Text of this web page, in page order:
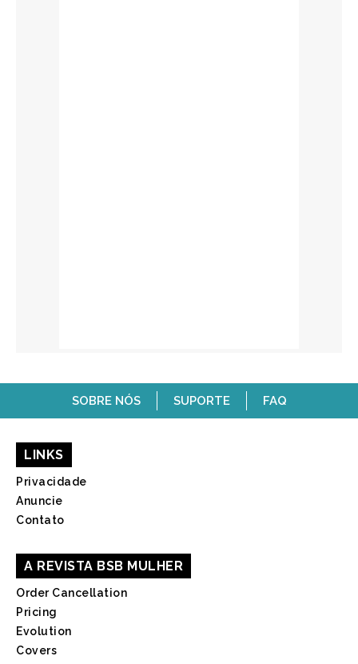
SOBRE NÓS SUPORTE FAQ
LINKS
Privacidade
Anuncie
Contato
A REVISTA BSB MULHER
Order Cancellation
Pricing
Evolution
Covers